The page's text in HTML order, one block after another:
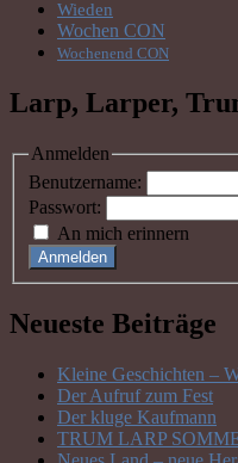
Wieden
Wochen CON
Wochenend CON
Larp, Larper,
Anmelden
Benutzername:
Passwort:
An mich erinnern
Anmelden
Neueste Beiträge
Kleine Geschichten –
Der Aufruf zum Fest
Der kluge Kaufmann
TRUM LARP